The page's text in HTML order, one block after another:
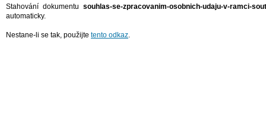
Stahování dokumentu souhlas-se-zpracovanim-osobnich-udaju-v-ramci-
automaticky.
Nestane-li se tak, použijte tento odkaz.